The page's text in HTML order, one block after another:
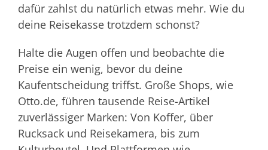
dafür zahlst du natürlich etwas mehr. Wie du
deine Reisekasse trotzdem schonst?
Halte die Augen offen und beobachte die
Preise ein wenig, bevor du deine
Kaufentscheidung triffst. Große Shops, wie
Otto.de, führen tausende Reise-Artikel
zuverlässiger Marken: Von Koffer, über
Rucksack und Reisekamera, bis zum